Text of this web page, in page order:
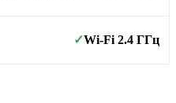
✓Wi-Fi 2.4 ГГц